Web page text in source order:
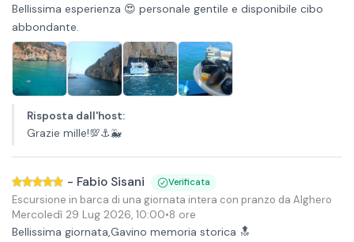
Bellissima esperienza 😍 personale gentile e disponibile cibo
abbondante.
Risposta dall'host:
Grazie mille!💯⚓️🐳
- Fabio Sisani Verificata
Escursione in barca di una giornata intera con pranzo da Alghero
Mercoledì 29 Lug 2026, 10:00•8 ore
Bellissima giornata,Gavino memoria storica 🔝